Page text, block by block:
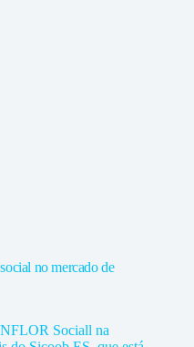
no mercado de